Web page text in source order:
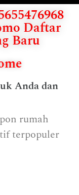
Daftar
Baru
Anda dan
rumah
terpopuler